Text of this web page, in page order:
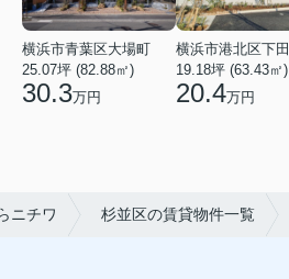
横浜市青葉区大場町
25.07坪 (82.88㎡)
30.3万円
19.18坪 (63.43㎡)
20.4万円
ニチワ 杉並区の賃貸物件一覧